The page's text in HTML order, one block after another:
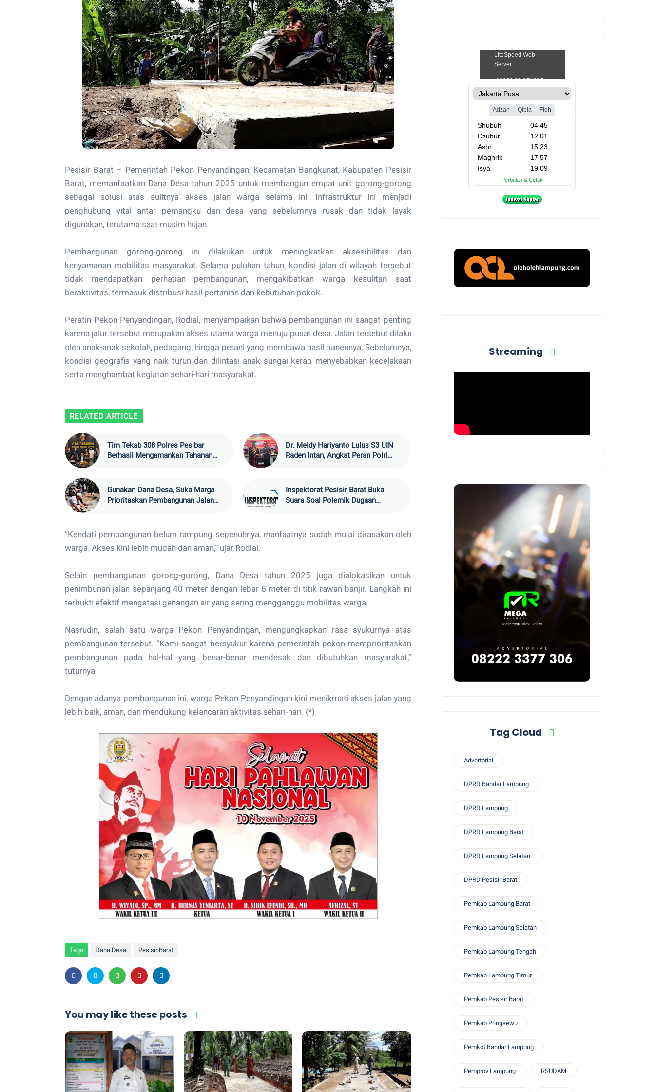
Pesisir Barat – Pemerintah Pekon Penyandingan, Kecamatan Bangkunat, Kabupaten Pesisir
Barat, memanfaatkan Dana Desa tahun 2025 untuk membangun empat unit gorong-gorong
sebagai solusi atas sulitnya akses jalan warga selama ini. Infrastruktur ini menjadi
penghubung vital antar pemangku dan desa yang sebelumnya rusak dan tidak layak
digunakan, terutama saat musim hujan.
Pembangunan gorong-gorong ini dilakukan untuk meningkatkan aksesibilitas dan
kenyamanan mobilitas masyarakat. Selama puluhan tahun, kondisi jalan di wilayah tersebut
tidak mendapatkan perhatian pembangunan, mengakibatkan warga kesulitan saat
beraktivitas, termasuk distribusi hasil pertanian dan kebutuhan pokok.
Peratin Pekon Penyandingan, Rodial, menyampaikan bahwa pembangunan ini sangat penting
karena jalur tersebut merupakan akses utama warga menuju pusat desa. Jalan tersebut dilalui
oleh anak-anak sekolah, pedagang, hingga petani yang membawa hasil panennya. Sebelumnya,
kondisi geografis yang naik turun dan dilintasi anak sungai kerap menyebabkan kecelakaan
serta menghambat kegiatan sehari-hari masyarakat.
RELATED ARTICLE
Tim Tekab 308 Polres Pesibar
Berhasil Mengamankan Tahanan
Dr. Meidy Hariyanto Lulus S3 UIN
Raden Intan, Angkat Peran Polri
Gunakan Dana Desa, Suka Marga
Prioritaskan Pembangunan Jalan
Inspektorat Pesisir Barat Buka
Suara Soal Polemik Dugaan
“Kendati pembangunan belum rampung sepenuhnya, manfaatnya sudah mulai dirasakan oleh
warga. Akses kini lebih mudah dan aman,” ujar Rodial.
Selain pembangunan gorong-gorong, Dana Desa tahun 2025 juga dialokasikan untuk
penimbunan jalan sepanjang 40 meter dengan lebar 5 meter di titik rawan banjir. Langkah ini
terbukti efektif mengatasi genangan air yang sering mengganggu mobilitas warga.
Nasrudin, salah satu warga Pekon Penyandingan, mengungkapkan rasa syukurnya atas
pembangunan tersebut. “Kami sangat bersyukur karena pemerintah pekon memprioritaskan
pembangunan pada hal-hal yang benar-benar mendesak dan dibutuhkan masyarakat,”
tuturnya.
Dengan adanya pembangunan ini, warga Pekon Penyandingan kini menikmati akses jalan yang
lebih baik, aman, dan mendukung kelancaran aktivitas sehari-hari. (*)
Tags Dana Desa Pesisir Barat
You may like these posts
Streaming
Tag Cloud
Advertorial
DPRD Bandar Lampung
DPRD Lampung
DPRD Lampung Barat
DPRD Lampung Selatan.
DPRD Pesisir Barat
Pemkab Lampung Barat
Pemkab Lampung Selatan
Pemkab Lampung Tengah
Pemkab Lampung Timur
Pemkab Pesisir Barat
Pemkab Pringsewu
Pemkot Bandar Lampung
Pemprov Lampung RSUDAM